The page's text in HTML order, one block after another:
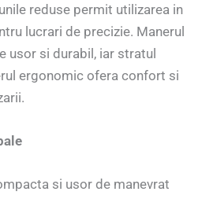
reduse permit utilizarea in
lucrari de precizie. Manerul
usor si durabil, iar stratul
ergonomic ofera confort si
si usor de manevrat